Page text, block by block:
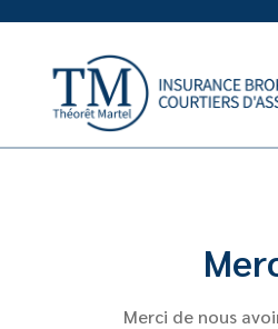
Merci de nous